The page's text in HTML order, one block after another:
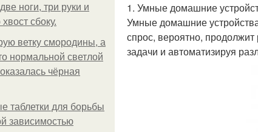
ноги, три руки и
сбоку.
ветку смородины, а
нормальной светлой
чёрная
таблетки для борьбы
зависимостью
1. Умные домашние
Умные домашние
спрос, вероятно,
задачи и автоматизируя